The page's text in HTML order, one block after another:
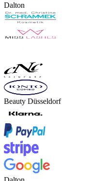
Dalton
Beauty Düsseldorf